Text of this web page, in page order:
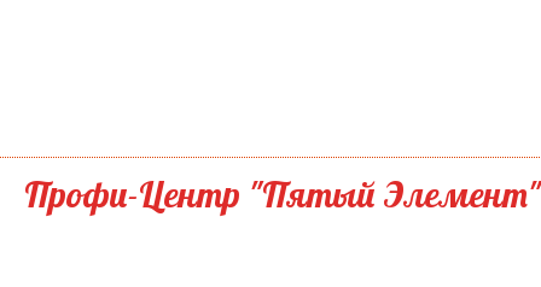
Профи-Центр "Пятый Элемент"